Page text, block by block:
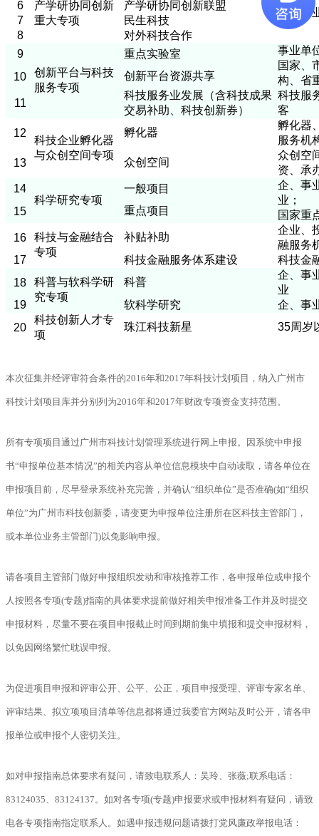
产学研协同创新
重大专项
企、事
6
产学研协同创新联盟
7
民生科技
8
对外科技合作
9
创新平台与科技
服务专项
重点实验室
事业单
国家、
构、省
10 创新平台资源共享
11
科技服务业发展（含科技成果
交易补助、科技创新券）
科技服
客
12
科技企业孵化器
与众创空间专项
孵化器
孵化器
服务机
13
众创空间
众创空
资、承
14
科学研究专项
一般项目
企、事
业；
国家重
15 重点项目
16
科技与金融结合
专项
补贴补助
企业、
融服务
17
科技金融服务体系建设
科技金
18
科普与软科学研
究专项
科普
企、事
业
19
软科学研究
企、事
20
科技创新人才专
项
珠江科技新星 35周岁
本次征集并经评审符合条件的2016年和2017年科技计划项目，纳入广州市
科技计划项目库并分别列为2016年和2017年财政专项资金支持范围。
所有专项项目通过广州市科技计划管理系统进行网上申报。因系统中申报
书“申报单位基本情况”的相关内容从单位信息模块中自动读取，请各单位在
申报项目前，尽早登录系统补充完善，并确认“组织单位”是否准确(如“组织
单位”为广州市科技创新委，请变更为申报单位注册所在区科技主管部门，
或本单位业务主管部门)以免影响申报。
请各项目主管部门做好申报组织发动和审核推荐工作，各申报单位或申报个
人按照各专项(专题)指南的具体要求提前做好相关申报准备工作并及时提交
申报材料，尽量不要在项目申报截止时间到期前集中填报和提交申报材料，
以免因网络繁忙耽误申报。
为促进项目申报和评审公开、公平、公正，项目申报受理、评审专家名单、
评审结果、拟立项项目清单等信息都将通过我委官方网站及时公开，请各申
报单位或申报个人密切关注。
如对申报指南总体要求有疑问，请致电联系人：吴玲、张薇;联系电话：
83124035、83124137。如对各专项(专题)申报要求或申报材料有疑问，请致
电各专项指南指定联系人。如遇申报违规问题请拨打党风廉政举报电话：